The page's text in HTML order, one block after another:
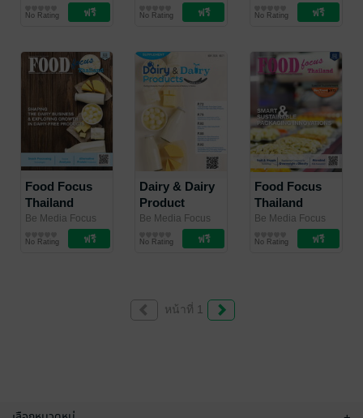
(Thailand) Co.,
Ltd./ Be Media
Co., Ltd.
อุตสาหกรรม
No Rating
(Thailand) Co.,
Ltd./ Be Media
Co., Ltd.
อุตสาหกรรม
No Rating
(Thailand) Co.,
Ltd. / Be Media
Co., Ltd.
อุตสาหกรรม
No Rating
Food Focus
Thailand
September 24
Be Media Focus
(Thailand) Co.,
Ltd./ Be Media
อุตสาหกรรม
No Rating
Dairy & Dairy
Product
Edition
Supplement
Be Media Focus
(Thailand) Co.,
Ltd./ Be Media
อุตสาหกรรม
No Rating
Food Focus
Thailand
August 2024
Be Media Focus
(Thailand) Co.,
Ltd. / Be Media
อุตสาหกรรม
No Rating
หน้าที่ 1